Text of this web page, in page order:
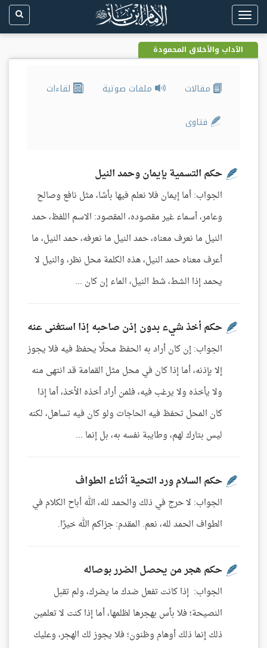
Toggle
navigation
الآداب والأخلاق المحمودة
مقالات ملفات صوتية لقاءات
فتاوى
حكم التسمية بإيمان وحمد النيل
الجواب: أما إيمان فلا نعلم فيها بأسًا، مثل نافع وصالح
وعامر، أسماء غير مقصوده، المقصود: الاسم اللفظ، حمد
النيل ما نعرف معناه، حمد النيل ما نعرفه، حمد النيل، ما
أعرف معناه حمد النيل، هذه الكلمة محل نظر، والنيل لا
يحمد إذا الشط، شط النيل، الماء إن كان ...
حكم أخذ شيء بدون إذن صاحبه إذا استغنى عنه
الجواب: إن كان أراد به الحفظ محلًا يحفظ فيه فلا يجوز
إلا بإذنه، أما إذا كان في محل مثل القمامة قد انتهى منه
ولا يأخذه ولا يرغب فيه، فلمن أراد أخذه الأخذ، أما إذا
كان المحل تحفظ فيه الحاجات ولو كان فيه تساهل، لكنه
ليس بتارك لهم، وطايبة نفسه به، بل إنما ...
حكم السلام ورد التحية أثناء الطواف
الجواب: لا حرج في ذلك والحمد لله، الله أباح الكلام في
الطواف الحمد لله، نعم. المقدم: جزاكم الله خيرًا.
حكم هجر من يحصل الضرر بوصاله
الجواب: إذا كانت تفعل ضدك ما يضرك، ولم تقبل
النصيحة؛ فلا بأس بهجرها لظلمها، أما إذا كنت لا تعلمين
ذلك إنما ذلك أوهام وظنون؛ فلا يجوز لك الهجر، وعليك